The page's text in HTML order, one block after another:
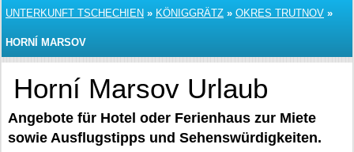
UNTERKUNFT TSCHECHIEN » KÖNIGGRÄTZ » OKRES TRUTNOV »
HORNÍ MARSOV
Horní Marsov Urlaub
Angebote für Hotel oder Ferienhaus zur Miete
sowie Ausflugstipps und Sehenswürdigkeiten.